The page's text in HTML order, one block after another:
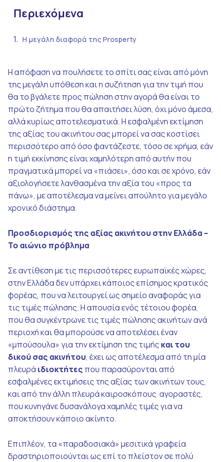
Περιεχόμενα
Η μεγάλη διαφορά της Prosperty
Η απόφαση να πουλήσετε το σπίτι σας είναι από μόνη
της μεγάλη υπόθεση και η συζήτηση για την τιμή που
θα το βγάλετε προς πώληση στην αγορά θα είναι το
πρώτο ζήτημα που θα απαιτήσει λύση, όχι μόνο άμεσα,
αλλά κυρίως αποτελεσματικά. Η εσφαλμένη εκτίμηση
της αξίας του ακινήτου σας μπορεί να σας κοστίσει
περισσότερο από όσο φαντάζεστε, τόσο σε χρήμα, εάν
η τιμή εκκίνησης είναι χαμηλότερη από αυτήν που
πραγματικά μπορεί να «πιάσει», όσο και σε χρόνο, εάν
αξιολογήσετε λανθασμένα την αξία του «προς τα
πάνω», με αποτέλεσμα να μείνει απούλητο για μεγάλο
χρονικό διάστημα.
Προσδιορισμός της αξίας ακινήτου στην Ελλάδα –
Το αιώνιο πρόβλημα
Σε αντίθεση με τις περισσότερες ευρωπαϊκές χώρες,
στην Ελλάδα δεν υπάρχει κάποιος επίσημος κρατικός
φορέας, που να λειτουργεί ως σημείο αναφοράς για
τις τιμές πώλησης. Η απουσία ενός τέτοιου φορέα,
που θα συγκέντρωνε τις τιμές πώλησης ακινήτων ανά
περιοχή και θα μπορούσε να αποτελέσει έναν
«μπούσουλα» για την εκτίμηση της τιμής καιτου
δικού σας ακινήτου, έχει ως αποτέλεσμα από τη μία
πλευρά ιδιοκτήτες που παρασύρονται από
εσφαλμένες εκτιμήσεις της αξίας των ακινήτων τους,
και από την άλλη πλευρά καιροσκόπους αγοραστές,
που κυνηγάνε δυσανάλογα χαμηλές τιμές για να
αποκτήσουν κάποιο ακίνητο.
Επιπλέον, τα «παραδοσιακά» μεσιτικά γραφεία
δραστηριοποιούνται ως επί το πλείστον σε πολύ